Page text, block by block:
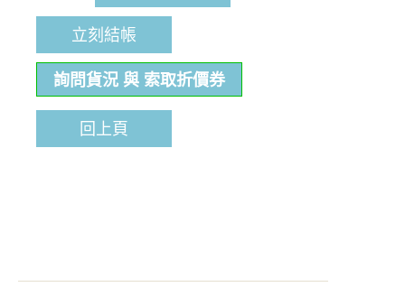
立刻結帳
詢問貨況 與 索取折價券
回上頁